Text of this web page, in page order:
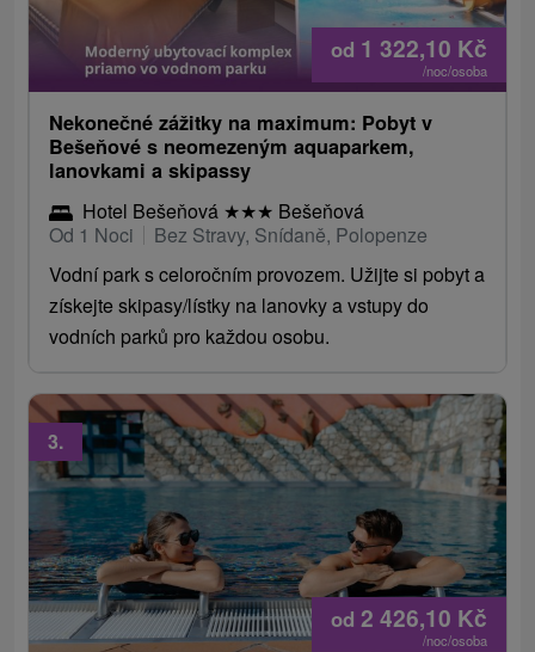
od 1 322,10 Kč
/noc/osoba
Nekonečné zážitky na maximum: Pobyt v
Bešeňové s neomezeným aquaparkem,
lanovkami a skipassy
Hotel Bešeňová ★★★ Bešeňová
Od 1 Noci
Bez Stravy, Snídaně, Polopenze
Vodní park s celoročním provozem. Užijte si pobyt a
získejte skipasy/lístky na lanovky a vstupy do
vodních parků pro každou osobu.
od 2 426,10 Kč
/noc/osoba
3.